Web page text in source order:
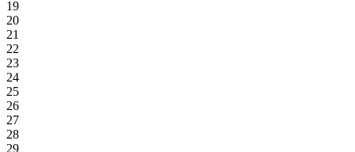
19
20
21
22
23
24
25
26
27
28
29